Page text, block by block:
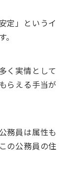
定」というイ
く実情として
らえる手当が
務員は属性も
の公務員の住